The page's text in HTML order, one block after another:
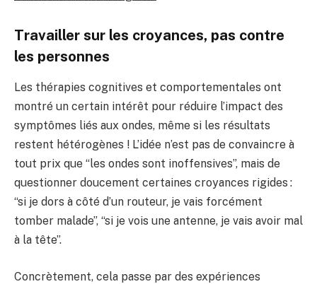
Travailler sur les croyances, pas contre
les personnes
Les thérapies cognitives et comportementales ont
montré un certain intérêt pour réduire l’impact des
symptômes liés aux ondes, même si les résultats
restent hétérogènes ! L’idée n’est pas de convaincre à
tout prix que “les ondes sont inoffensives”, mais de
questionner doucement certaines croyances rigides :
“si je dors à côté d’un routeur, je vais forcément
tomber malade”, “si je vois une antenne, je vais avoir mal
à la tête”.
Concrètement, cela passe par des expériences